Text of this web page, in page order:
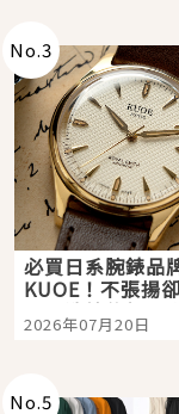
No.3
必買日系腕錶品
KUOE！不張揚
時間洗鍊的經典
選
2026年07月20日
No.5